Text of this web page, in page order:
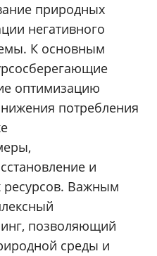
природных
негативного
К основным
оптимизацию
потребления
и
Важным
позволяющий
среды и